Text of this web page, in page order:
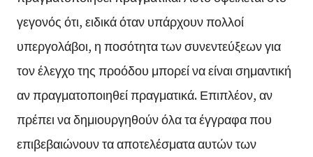
γεγονός ότι, ειδικά όταν υπάρχουν πολλοί
υπεργολάβοι, η ποσότητα των συνεντεύξεων για
τον έλεγχο της προόδου μπορεί να είναι σημαντική
αν πραγματοποιηθεί πραγματικά. Επιπλέον, αν
πρέπει να δημιουργηθούν όλα τα έγγραφα που
επιβεβαιώνουν τα αποτελέσματα αυτών των